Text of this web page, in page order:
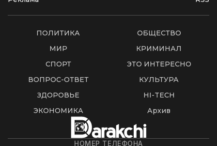
ПОЛИТИКА
ОБЩЕСТВО
МИР
КРИМИНАЛ
СПОРТ
ЭТО ИНТЕРЕСНО
ВОПРОС-ОТВЕТ
КУЛЬТУРА
ЗДОРОВЬЕ
HI-TECH
ЭКОНОМИКА
Архив
НОМЕР ТЕЛЕФОНА